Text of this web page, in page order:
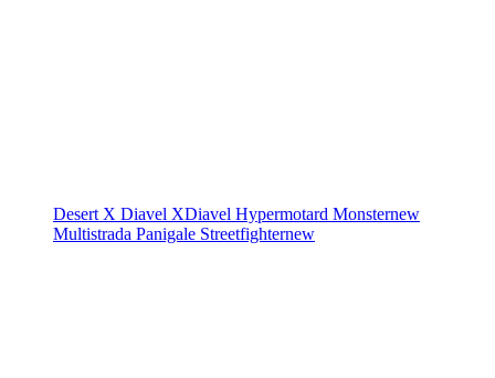
Desert X Diavel XDiavel Hypermotard Monsternew
Multistrada Panigale Streetfighternew